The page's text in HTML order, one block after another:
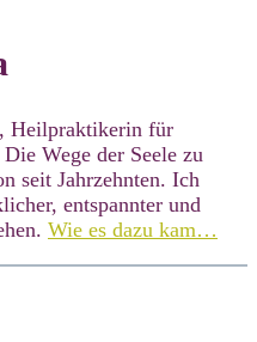
Heilpraktikerin für
Wege der Seele zu
seit Jahrzehnten. Ich
entspannter und
Wie es dazu kam…